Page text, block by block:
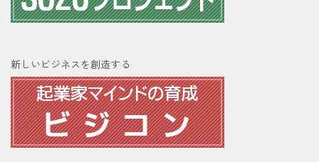
新しいビジネスを創造する